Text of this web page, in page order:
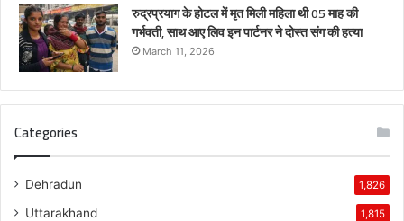
रुद्रप्रयाग के होटल में मृत मिली महिला थी 05 माह की
गर्भवती, साथ आए लिव इन पार्टनर ने दोस्त संग की हत्या
March 11, 2026
Categories
Dehradun 1,826
Uttarakhand 1,815